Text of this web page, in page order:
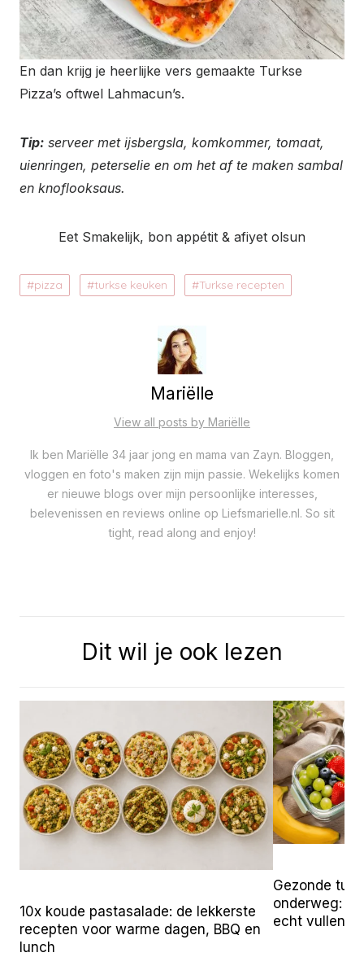
En dan krijg je heerlijke vers gemaakte Turkse
Pizza’s oftwel Lahmacun’s.
Tip: serveer met ijsbergsla, komkommer, tomaat,
uienringen, peterselie en om het af te maken sambal
en knoflooksaus.
Eet Smakelijk, bon appétit & afiyet olsun
pizza turkse keuken Turkse recepten
Mariëlle
View all posts by Mariëlle
Ik ben Mariëlle 34 jaar jong en mama van Zayn. Bloggen,
vloggen en foto's maken zijn mijn passie. Wekelijks komen
er nieuwe blogs over mijn persoonlijke interesses,
belevenissen en reviews online op Liefsmarielle.nl. So sit
tight, read along and enjoy!
Dit wil je ook lezen
10x koude pastasalade: de lekkerste
recepten voor warme dagen, BBQ en
lunch
Gezonde
onderweg:
echt vullen